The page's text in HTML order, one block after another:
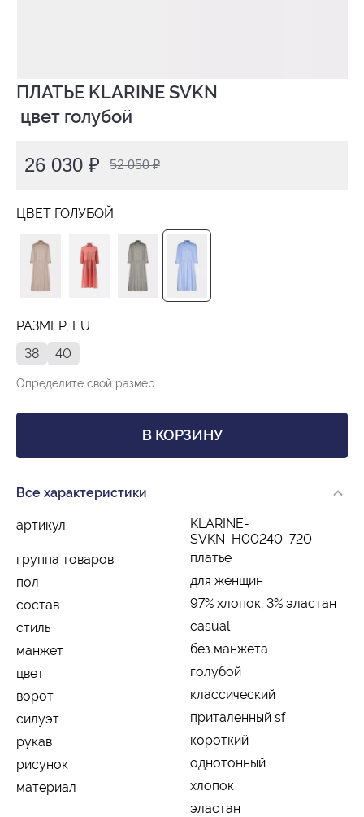
ПЛАТЬЕ KLARINE SVKN
цвет голубой
26 030 ₽ 52 050 ₽
ЦВЕТ ГОЛУБОЙ
РАЗМЕР, EU
38
40
Определите свой размер
В КОРЗИНУ
Все характеристики
артикул
KLARINE-
SVKN_H00240_720
группа товаров
платье
пол
для женщин
состав
97% хлопок; 3% эластан
стиль
casual
манжет
без манжета
цвет
голубой
ворот
классический
силуэт
приталенный sf
рукав
короткий
рисунок
однотонный
материал
хлопок
эластан